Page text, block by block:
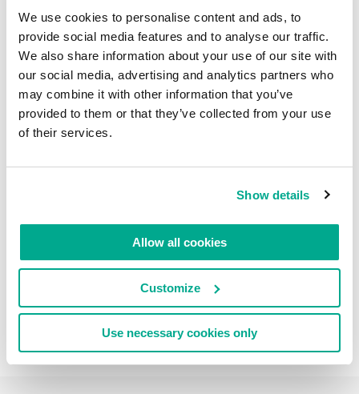
We use cookies to personalise content and ads, to
provide social media features and to analyse our traffic.
We also share information about your use of our site with
our social media, advertising and analytics partners who
may combine it with other information that you’ve
provided to them or that they’ve collected from your use
of their services.
Show details
Allow all cookies
Customize
Use necessary cookies only
HINTERLASSEN SIE EINE NACHRICHT.